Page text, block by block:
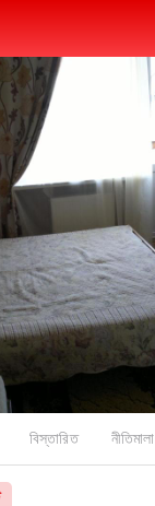
বিস্তারিত নীতিমালা